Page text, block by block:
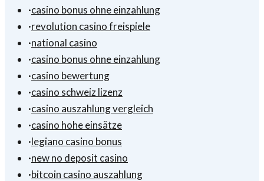
·casino bonus ohne einzahlung
·revolution casino freispiele
·national casino
·casino bonus ohne einzahlung
·casino bewertung
·casino schweiz lizenz
·casino auszahlung vergleich
·casino hohe einsätze
·legiano casino bonus
·new no deposit casino
·bitcoin casino auszahlung